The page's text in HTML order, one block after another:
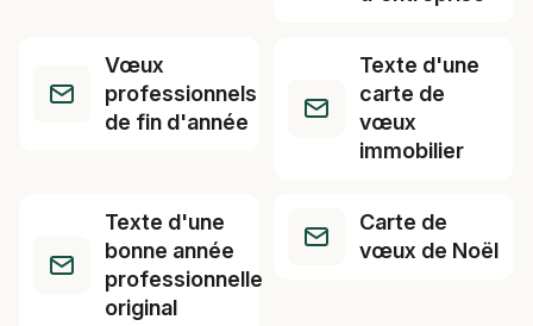
Vœux
professionnels
de fin d'année
Texte d'une
carte de
vœux
immobilier
Texte d'une
bonne année
professionnelle
original
Carte de
vœux de Noël